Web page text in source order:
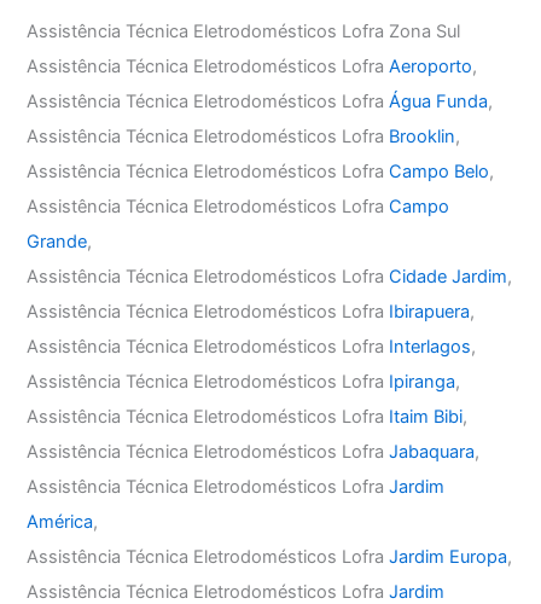
Assistência Técnica Eletrodomésticos Lofra Zona Sul
Assistência Técnica Eletrodomésticos LofraAeroporto,
Assistência Técnica Eletrodomésticos LofraÁgua Funda,
Assistência Técnica Eletrodomésticos Lofra Brooklin,
Assistência Técnica Eletrodomésticos LofraCampo Belo,
Assistência Técnica Eletrodomésticos LofraCampo
Grande,
Assistência Técnica Eletrodomésticos LofraCidade Jardim,
Assistência Técnica Eletrodomésticos Lofra Ibirapuera,
Assistência Técnica Eletrodomésticos Lofra Interlagos,
Assistência Técnica Eletrodomésticos Lofra Ipiranga,
Assistência Técnica Eletrodomésticos Lofra Itaim Bibi,
Assistência Técnica Eletrodomésticos LofraJabaquara,
Assistência Técnica Eletrodomésticos LofraJardim
América,
Assistência Técnica Eletrodomésticos LofraJardim Europa,
Assistência Técnica Eletrodomésticos LofraJardim